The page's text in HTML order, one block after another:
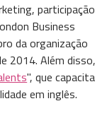
participação
Business
da organização
2014. Além disso,
", que capacita
em inglês.